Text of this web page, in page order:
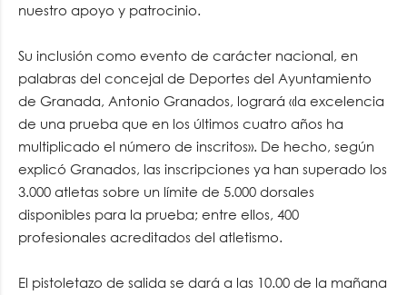
nuestro apoyo y patrocinio.
Su inclusión como evento de carácter nacional, en
palabras del concejal de Deportes del Ayuntamiento
de Granada, Antonio Granados, logrará «la excelencia
de una prueba que en los últimos cuatro años ha
multiplicado el número de inscritos». De hecho, según
explicó Granados, las inscripciones ya han superado los
3.000 atletas sobre un límite de 5.000 dorsales
disponibles para la prueba; entre ellos, 400
profesionales acreditados del atletismo.
El pistoletazo de salida se dará a las 10.00 de la mañana